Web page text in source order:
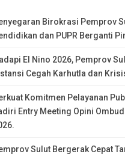
Birokrasi Pemprov
dan PUPR Berganti
El Nino 2026, Pemprov
Cegah Karhutla dan
Komitmen Pelayanan
Entry Meeting Opini
Sulut Bergerak Cepat